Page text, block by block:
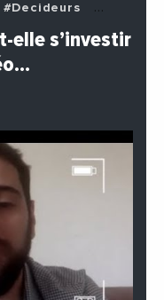
#Decideurs
#Economie
elle s’investir